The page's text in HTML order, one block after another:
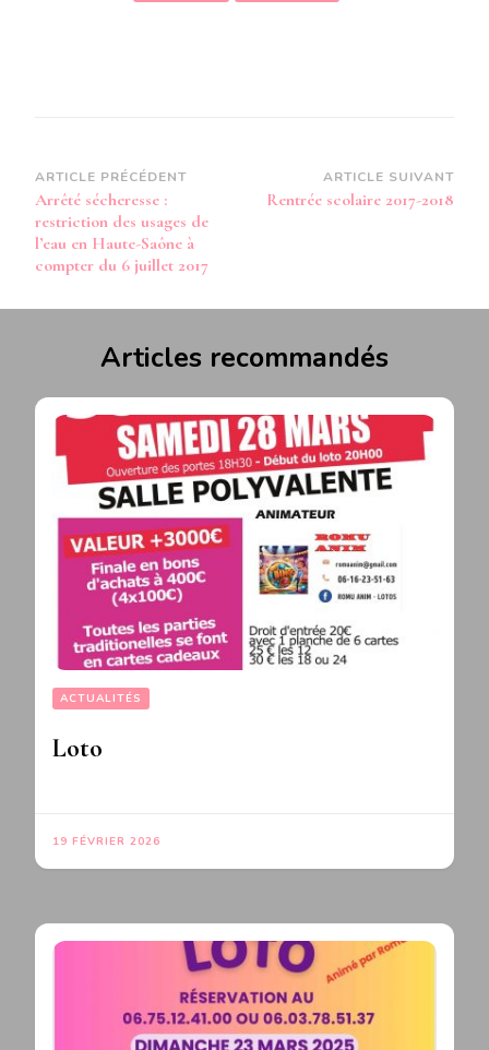
Navigation
d’article
ARTICLE PRÉCÉDENT
Arrêté sécheresse :
restriction des usages de
l’eau en Haute-Saône à
compter du 6 juillet 2017
ARTICLE SUIVANT
Rentrée scolaire 2017-2018
Articles recommandés
ACTUALITÉS
Loto
19 FÉVRIER 2026